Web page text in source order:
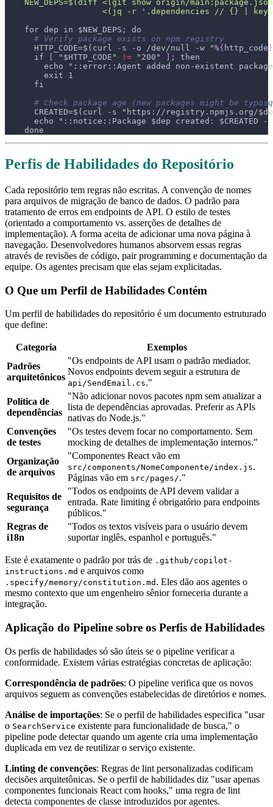
NEW_DEPS=$(diff <(git show origin/
<(jq -r '.dependencies // {} |
    for dep in $NEW_DEPS; do
# Verify package exists on npm registry
      HTTP_CODE=$(curl
- s - o /dev/null -w "%{ http_code }
      if
"$HTTP_CODE" != "200"
; then
echo "::error::Agent added non-existent package
        exit 1
      fi
# Check package age (new packages might be
      CREATED=$(curl
- s "https : //registry.npmjs.org/
echo "::notice::Package $dep created : $CREATED -
    done
Perfis de Habilidades do Repositório
Cada repositório tem regras não escritas. A convenção de nomes
para arquivos de migração de banco de dados. O padrão para
tratamento de erros em endpoints de API. O estilo de testes
(orientado a comportamento vs. asserções de detalhes de
implementação). A forma aceita de adicionar uma nova página à
navegação. Desenvolvedores humanos absorvem essas regras
através de revisões de código, pair programming e documentação da
equipe. Os agentes precisam que elas sejam explicitadas.
O Que um Perfil de Habilidades Contém
Um perfil de habilidades do repositório é um documento estruturado
que define:
Categoria
Exemplos
Padrões
arquitetônicos
"Os endpoints de API usam o padrão mediador.
Novos endpoints devem seguir a estrutura de
api/SendEmail.cs."
Política de
dependências
"Não adicionar novos pacotes npm sem atualizar a
lista de dependências aprovadas. Preferir as APIs
nativas do Node.js."
Convenções
de testes
"Os testes devem focar no comportamento. Sem
mocking de detalhes de implementação internos."
Organização
de arquivos
"Componentes React vão em
src/components/NomeComponente/index.js.
Páginas vão em src/pages/."
Requisitos de
segurança
"Todos os endpoints de API devem validar a
entrada. Rate limiting é obrigatório para endpoints
públicos."
Regras de
i18n
"Todos os textos visíveis para o usuário devem
suportar inglês, espanhol e português."
Este é exatamente o padrão por trás de .github/copilot-
instructions.md e arquivos como
.specify/memory/constitution.md . Eles dão aos agentes o
mesmo contexto que um engenheiro sênior forneceria durante a
integração.
Aplicação do Pipeline sobre os Perfis de Habilidades
Os perfis de habilidades só são úteis se o pipeline verificar a
conformidade. Existem várias estratégias concretas de aplicação:
Correspondência de padrões: O pipeline verifica que os novos
arquivos seguem as convenções estabelecidas de diretórios e nomes.
Análise de importações: Se o perfil de habilidades especifica "usar
o SearchService existente para funcionalidade de busca," o
pipeline pode detectar quando um agente cria uma implementação
duplicada em vez de reutilizar o serviço existente.
Linting de convenções: Regras de lint personalizadas codificam
decisões arquitetônicas. Se o perfil de habilidades diz "usar apenas
componentes funcionais React com hooks," uma regra de lint
detecta componentes de classe introduzidos por agentes.